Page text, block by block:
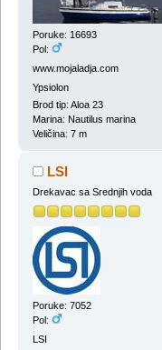
Poruke: 16693
Pol:
www.mojaladja.com
Ypsiolon
Brod tip: Aloa 23
Marina: Nautilus marina
Veličina: 7 m
LSI
Drekavac sa Srednjih voda
Poruke: 7052
Pol:
LSI